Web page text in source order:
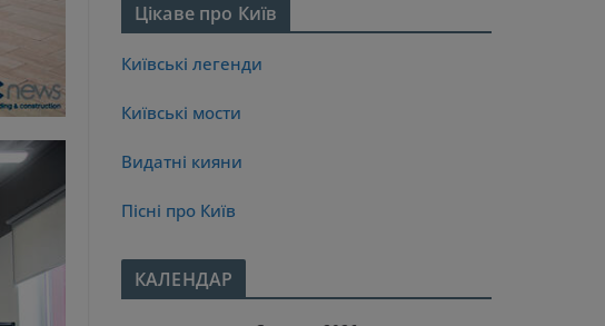
Цікаве про Київ
Київські легенди
Київські мости
Видатні кияни
Пісні про Київ
КАЛЕНДАР